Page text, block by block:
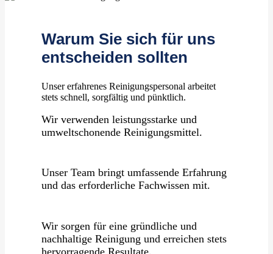
zufriedene Kunden
Warum Sie sich für uns
entscheiden sollten
Unser erfahrenes Reinigungspersonal arbeitet
stets schnell, sorgfältig und pünktlich.
Wir verwenden leistungsstarke und
umweltschonende Reinigungsmittel.
Unser Team bringt umfassende Erfahrung
und das erforderliche Fachwissen mit.
Wir sorgen für eine gründliche und
nachhaltige Reinigung und erreichen stets
hervorragende Resultate.